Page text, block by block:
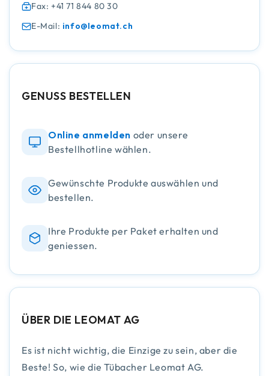
Fax: +41 71 844 80 30
E-Mail: info@leomat.ch
GENUSS BESTELLEN
Online anmelden oder unsere
Bestellhotline wählen.
Gewünschte Produkte auswählen und
bestellen.
Ihre Produkte per Paket erhalten und
geniessen.
ÜBER DIE LEOMAT AG
Es ist nicht wichtig, die Einzige zu sein, aber die
Beste! So, wie die Tübacher Leomat AG.